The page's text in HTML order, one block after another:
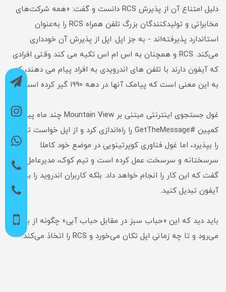
دلیل امتناع آن از پذیرش RCS دانست و گفت: «همه شرکت‌های
مخابراتی و تولیدکنندگان بزرگ تلفن همراه RCS را به‌عنوان
استاندارد پذیرفته‌اند - به جز اپل. اپل از پذیرش آن خودداری
می‌کند. RCS و همچنان به اس ام اس تکیه می کند وقتی افرادی
که آیفون دارند با تلفن های اندرویدی به افراد پیام می دهند، که
به این معنی است که پیامک آنها در دهه 1990 گیر کرده است."
غول جستجوی اینترنتی مبتنی بر Mountain View چند ماه پیش
را بپذیرد، اما غول فناوری کوپرتینویی در موضع خود کاملا
سرسختانه و سرسخت عمل کرده است و تیم کوک، مدیرعامل اپل
گفت که این کار را انجام خواهد داد. بلکه کاربران اندروید را به
آیفون تبدیل کنید.
باید دید که این «حباب سبز در مقابل حباب آبی» چگونه از بین
می‌رود و تا چه زمانی اپل تکان می‌خورد و RCS را اتخاذ می‌کند.